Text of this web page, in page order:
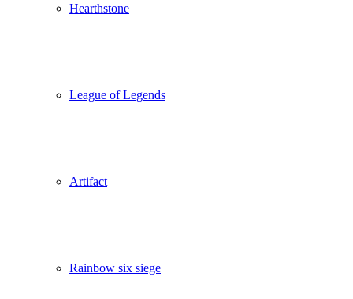
Hearthstone
League of Legends
Artifact
Rainbow six siege